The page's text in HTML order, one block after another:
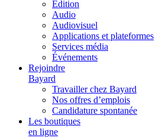
Édition
Audio
Audiovisuel
Applications et plateformes
Services média
Événements
Rejoindre
Bayard
Travailler chez Bayard
Nos offres d’emplois
Candidature spontanée
Les boutiques
en ligne